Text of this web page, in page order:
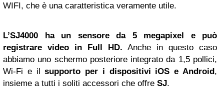
WIFI, che è una caratteristica veramente utile.
L’SJ4000 ha un sensore da 5 megapixel e può
registrare video in Full HD.Anche in questo caso
abbiamo uno schermo posteriore integrato da 1,5 pollici,
Wi-Fi e ilsupporto per i dispositivi iOS e Android,
insieme a tutti i soliti accessori che offre SJ.